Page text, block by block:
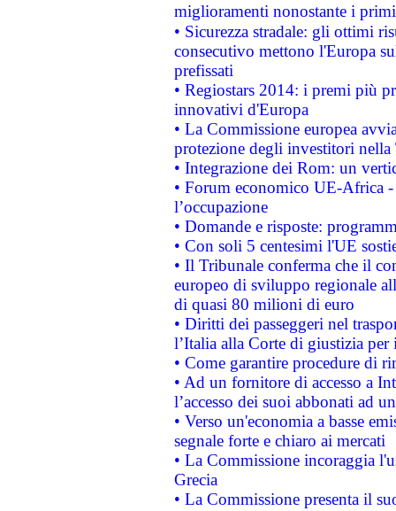
miglioramenti nonostante i
• Sicurezza stradale: gli ottimi
consecutivo mettono l'Europa
prefissati
• Regiostars 2014: i premi più
innovativi d'Europa
• La Commissione europea
protezione degli investitori
• Integrazione dei Rom: un
• Forum economico UE-Africa -
l’occupazione
• Domande e risposte:
• Con soli 5 centesimi l'UE
• Il Tribunale conferma che il
europeo di sviluppo regionale
di quasi 80 milioni di euro
• Diritti dei passeggeri nel
l’Italia alla Corte di giustizia
• Come garantire procedure di
• Ad un fornitore di accesso a
l’accesso dei suoi abbonati ad
• Verso un'economia a basse
segnale forte e chiaro ai mercati
• La Commissione incoraggia
Grecia
• La Commissione presenta il